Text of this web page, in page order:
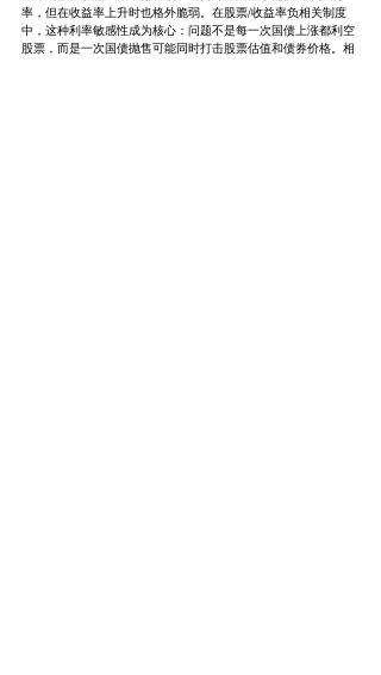
率，但在收益率上升时也格外脆弱。在股票/收益率负相关制度
中，这种利率敏感性成为核心：问题不是每一次国债上涨都利空
股票，而是一次国债抛售可能同时打击股票估值和债券价格。相